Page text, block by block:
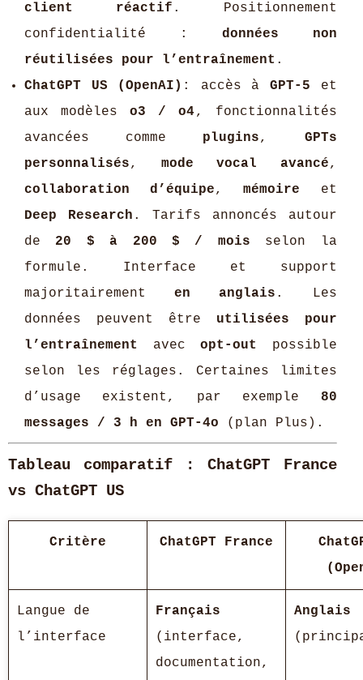
client réactif . Positionnement
confidentialité : données non
réutilisées pour l’entraînement .
ChatGPT US (OpenAI) : accès à GPT-5 et
aux modèleso3 / o4, fonctionnalités
avancées comme plugins, GPTs
personnalisés, mode vocal avancé,
collaboration d’équipe,mémoire et
Deep Research . Tarifs annoncés autour
de 20 $ à 200 $ / mois selon la
formule. Interface et support
majoritairementen anglais . Les
données peuvent être utilisées pour
l’entraînement
avecopt-out
possible
selon les réglages. Certaines limites
d’usage existent, par exemple 80
messages / 3 h en GPT-4o (plan Plus).
Tableau comparatif : ChatGPT France
vs ChatGPT US
Critère ChatGPT France
Langue de
l’interface
Français
(interface,
documentation,
Anglais